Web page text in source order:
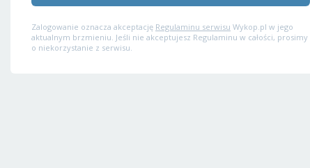
Zalogowanie oznacza akceptację Regulaminu serwisu Wykop.pl w jego
aktualnym brzmieniu. Jeśli nie akceptujesz Regulaminu w całości, prosimy
o niekorzystanie z serwisu.